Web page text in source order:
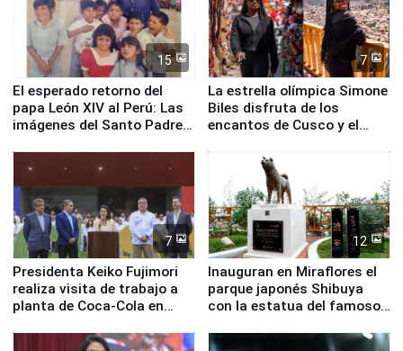
15
El esperado retorno del
papa León XIV al Perú: Las
imágenes del Santo Padre
7
La estrella olímpica Simone
Biles disfruta de los
encantos de Cusco y el
7
Presidenta Keiko Fujimori
realiza visita de trabajo a
planta de Coca-Cola en
12
Inauguran en Miraflores el
parque japonés Shibuya
con la estatua del famoso